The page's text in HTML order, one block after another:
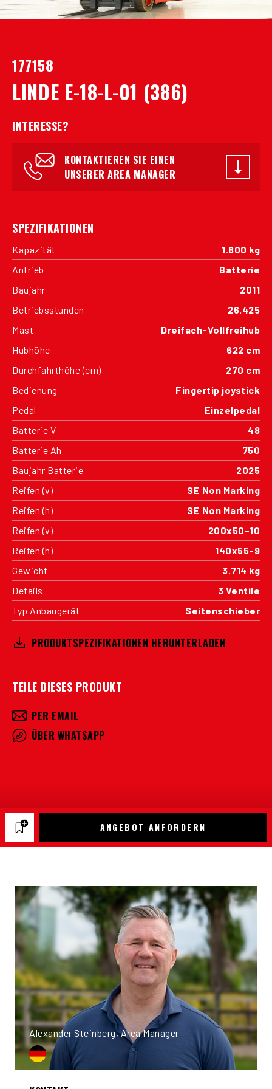
177158
LINDE E-18-L-01 (386)
INTERESSE?
KONTAKTIEREN SIE EINEN
UNSERER AREA MANAGER
SPEZIFIKATIONEN
Kapazität
1.800 kg
Antrieb
Batterie
Baujahr
2011
Betriebsstunden
26.425
Mast
Dreifach-Vollfreihub
Hubhöhe
622 cm
Durchfahrthöhe (cm)
270 cm
Bedienung
Fingertip joystick
Pedal
Einzelpedal
Batterie V
48
Batterie Ah
750
Baujahr Batterie
2025
Reifen (v)
SE Non Marking
Reifen (h)
SE Non Marking
Reifen (v)
200x50-10
Reifen (h)
140x55-9
Gewicht
3.714 kg
Details
3 Ventile
Typ Anbaugerät
Seitenschieber
PRODUKTSPEZIFIKATIONEN HERUNTERLADEN
TEILE DIESES PRODUKT
PER EMAIL
ÜBER WHATSAPP
ANGEBOT ANFORDERN
Alexander Steinberg, Area Manager